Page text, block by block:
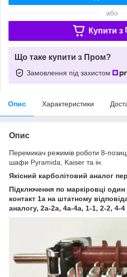
або
Купити з
Що таке купити з Пром?
Замовлення під захистом
Опис Характеристики
Опис
Перемикач режимів роботи 8-
шафи Pyramida,
Kaiser та ін.
Якісний карболітовий аналог
Підключення по маркіровці
контакт 1а на штатному
аналогу, 2а-2а, 4а-4а, 1-1, 2-2, 4-4